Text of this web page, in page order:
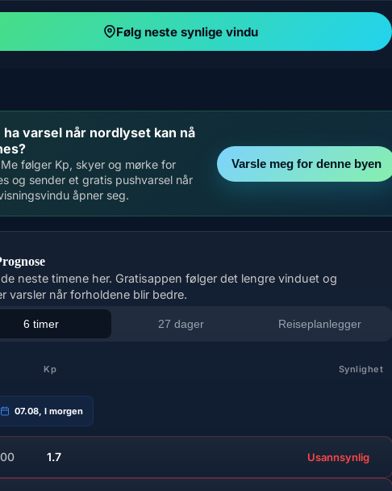
Følg neste synlige vindu
ha varsel når nordlyset kan nå
følger Kp, skyer og mørke for
og sender et gratis pushvarsel når
åpner seg.
Varsle meg for denne byen
neste timene her. Gratisappen følger det lengre vinduet og
varsler når forholdene blir bedre.
6 timer 27 dager Reiseplanlegger
Kp Synlighet
07.08, I morgen
1.7 Usannsynlig